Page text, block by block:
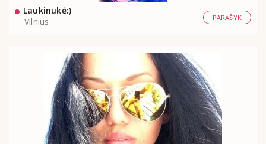
Laukinukė:)
Vilnius
PARAŠYK